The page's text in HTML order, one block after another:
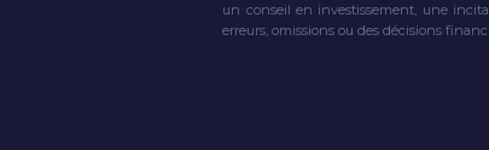
un conseil en investissement, une
erreurs, omissions ou des décisions